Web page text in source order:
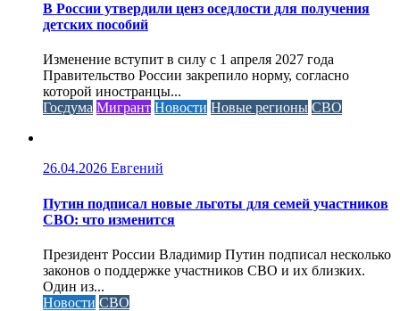
В России утвердили ценз оседлости для получения
детских пособий
Изменение вступит в силу с 1 апреля 2027 года
Правительство России закрепило норму, согласно
которой иностранцы...
Госдума Мигрант Новости Новые регионы СВО
26.04.2026 Евгений
Путин подписал новые льготы для семей участников
СВО: что изменится
Президент России Владимир Путин подписал несколько
законов о поддержке участников СВО и их близких.
Один из...
Новости СВО